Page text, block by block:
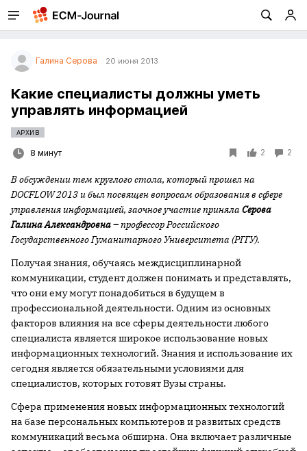
Галина Серова 20 июня 2013
Какие специалисты должны уметь
управлять информацией
АРХИВ
8 минут 2 2
В обсуждении тем круглого стола, который прошел на
DOCFLOW2013 и был посвящен вопросам образования в сфере
управления информацией, заочное участие принялаСерова
Галина Александровна –профессорРоссийского
Государственного Гуманитарного Университета (РГГУ).
Получая знания, обучаясь междисциплинарной
коммуникации, студент должен понимать и представлять,
что они ему могут понадобиться в будущем в
профессиональной деятельности. Одним из основных
факторов влияния на все сферы деятельности любого
специалиста является широкое использование новых
информационных технологий. Знания и использование их
сегодня является обязательными условиями для
специалистов, которых готовят Вузы страны.
Сфера применения новых информационных технологий
на базе персональных компьютеров и развитых средств
коммуникаций весьма обширна. Она включает различные